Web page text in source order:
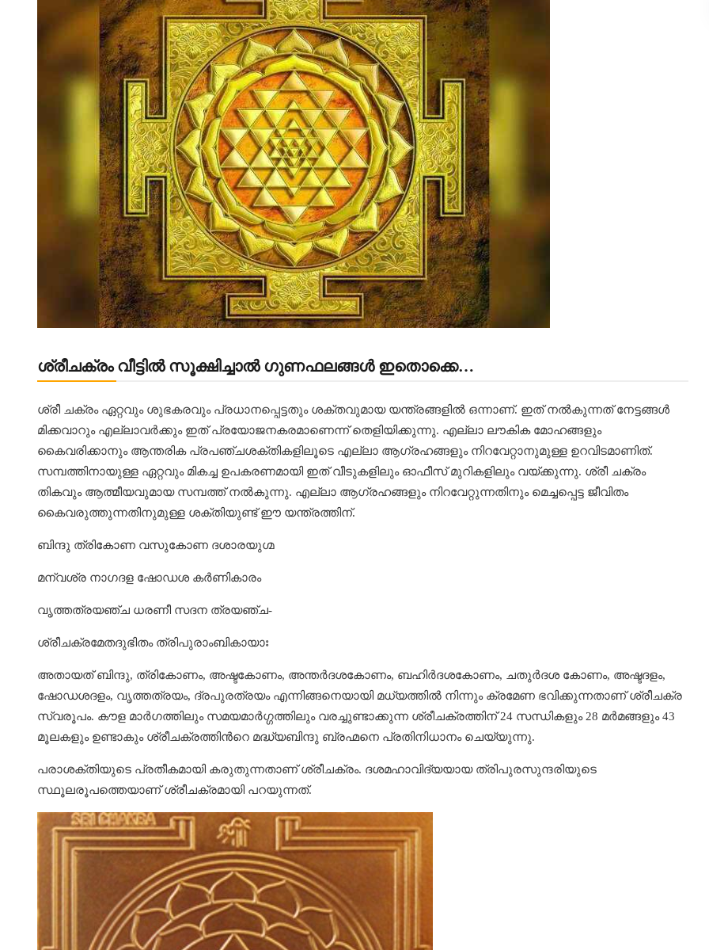
ശ്രീചക്രം വീട്ടിൽ സൂക്ഷിച്ചാൽ ഗുണഫലങ്ങൾ ഇതൊക്കെ…
ശ്രീ ചക്രം ഏറ്റവും ശുഭകരവും പ്രധാനപ്പെട്ടതും ശക്തവുമായ യന്ത്രങ്ങളില്‍ ഒന്നാണ്. ഇത് നല്‍കുന്നത് നേട്ടങ്ങള്‍
മിക്കവാറും എല്ലാവര്‍ക്കും ഇത് പ്രയോജനകരമാണെന്ന് തെളിയിക്കുന്നു. എല്ലാ ലൗകിക മോഹങ്ങളും
കൈവരിക്കാനും ആന്തരിക പ്രപഞ്ചശക്തികളിലൂടെ എല്ലാ ആഗ്രഹങ്ങളും നിറവേറ്റാനുമുള്ള ഉറവിടമാണിത്.
സമ്പത്തിനായുള്ള ഏറ്റവും മികച്ച ഉപകരണമായി ഇത് വീടുകളിലും ഓഫീസ് മുറികളിലും വയ്ക്കുന്നു. ശ്രീ ചക്രം
തികവും ആത്മീയവുമായ സമ്പത്ത് നല്‍കുന്നു. എല്ലാ ആഗ്രഹങ്ങളും നിറവേറ്റുന്നതിനും മെച്ചപ്പെട്ട ജീവിതം
കൈവരുത്തുന്നതിനുമുള്ള ശക്തിയുണ്ട് ഈ യന്ത്രത്തിന്.
ബിന്ദു ത്രികോണ വസുകോണ ദശാരയുഗ്മ
മന്വശ്ര നാഗദള ഷോഡശ കര്‍ണികാരം
വൃത്തത്രയഞ്ച ധരണീ സദന ത്രയഞ്ച-
ശ്രീചക്രമേതദുഭിതം ത്രിപുരാംബികായാഃ
അതായത്‌ ബിന്ദു, ത്രികോണം, അഷ്ടകോണം, അന്തര്‍ദശകോണം, ബഹിര്‍ദശകോണം, ചതുര്‍ദശ കോണം, അഷ്ടദളം,
ഷോഡശദളം, വൃത്തത്രയം, ദ്രപുരത്രയം എന്നിങ്ങനെയായി മധ്യത്തില്‍ നിന്നും ക്രമേണ ഭവിക്കുന്നതാണ്‌ ശ്രീചക്ര
സ്വരൂപം. കൗള മാര്‍ഗത്തിലും സമയമാര്‍ഗ്ഗത്തിലും വരച്ചുണ്ടാക്കുന്ന ശ്രീചക്രത്തിന്‌ 24 സന്ധികളും 28 മര്‍മങ്ങളും 43
മൂലകളും ഉണ്ടാകും ശ്രീചക്രത്തിന്‍റെ മദ്ധ്യബിന്ദു ബ്രഹ്മനെ പ്രതിനിധാനം ചെയ്യുന്നു.
പരാശക്തിയുടെ പ്രതീകമായി കരുതുന്നതാണ് ശ്രീചക്രം. ദശമഹാവിദ്യയായ ത്രിപുരസുന്ദരിയുടെ
സ്ഥൂലരൂപത്തെയാണ് ശ്രീചക്രമായി പറയുന്നത്.